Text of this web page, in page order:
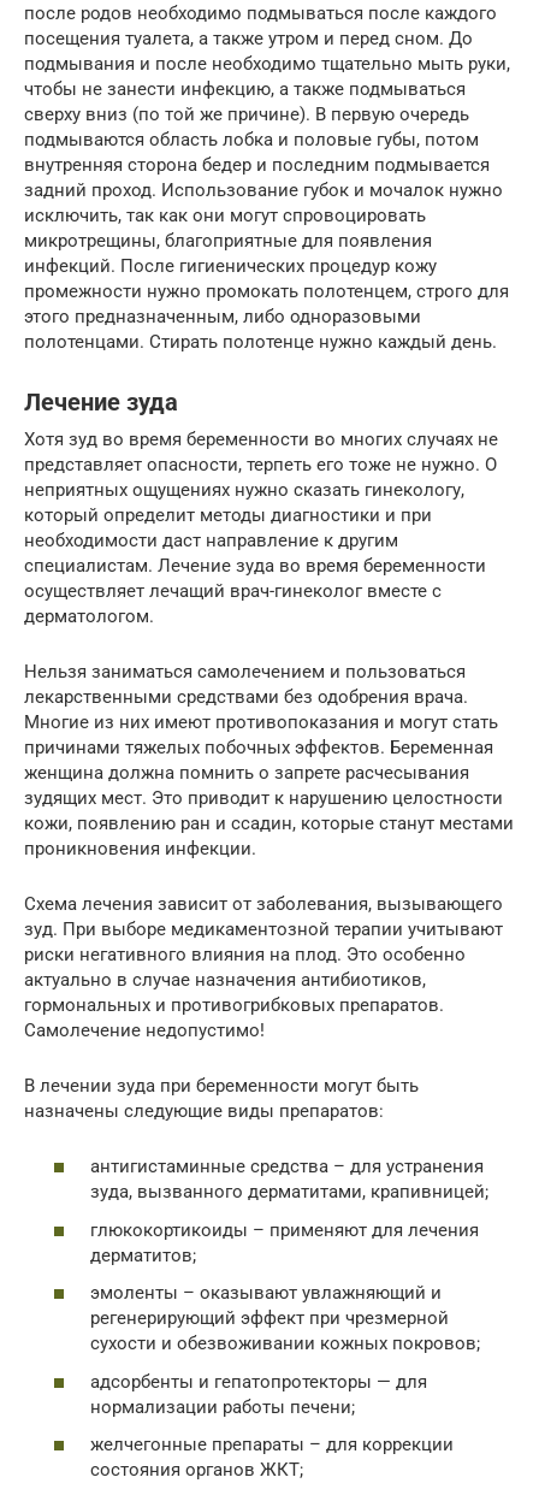
после родов необходимо подмываться после каждого
посещения туалета, а также утром и перед сном. До
подмывания и после необходимо тщательно мыть руки,
чтобы не занести инфекцию, а также подмываться
сверху вниз (по той же причине). В первую очередь
подмываются область лобка и половые губы, потом
внутренняя сторона бедер и последним подмывается
задний проход. Использование губок и мочалок нужно
исключить, так как они могут спровоцировать
микротрещины, благоприятные для появления
инфекций. После гигиенических процедур кожу
промежности нужно промокать полотенцем, строго для
этого предназначенным, либо одноразовыми
полотенцами. Стирать полотенце нужно каждый день.
Лечение зуда
Хотя зуд во время беременности во многих случаях не
представляет опасности, терпеть его тоже не нужно. О
неприятных ощущениях нужно сказать гинекологу,
который определит методы диагностики и при
необходимости даст направление к другим
специалистам. Лечение зуда во время беременности
осуществляет лечащий врач-гинеколог вместе с
дерматологом.
Нельзя заниматься самолечением и пользоваться
лекарственными средствами без одобрения врача.
Многие из них имеют противопоказания и могут стать
причинами тяжелых побочных эффектов. Беременная
женщина должна помнить о запрете расчесывания
зудящих мест. Это приводит к нарушению целостности
кожи, появлению ран и ссадин, которые станут местами
проникновения инфекции.
Схема лечения зависит от заболевания, вызывающего
зуд. При выборе медикаментозной терапии учитывают
риски негативного влияния на плод. Это особенно
актуально в случае назначения антибиотиков,
гормональных и противогрибковых препаратов.
Самолечение недопустимо!
В лечении зуда при беременности могут быть
назначены следующие виды препаратов:
антигистаминные средства – для устранения
зуда, вызванного дерматитами, крапивницей;
глюкокортикоиды – применяют для лечения
дерматитов;
эмоленты – оказывают увлажняющий и
регенерирующий эффект при чрезмерной
сухости и обезвоживании кожных покровов;
адсорбенты и гепатопротекторы — для
нормализации работы печени;
желчегонные препараты – для коррекции
состояния органов ЖКТ;